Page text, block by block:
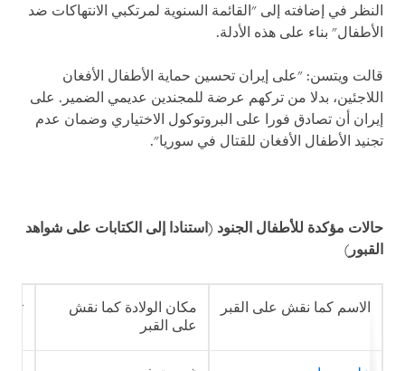
النظر في إضافته إلى "القائمة السنوية لمرتكبي الانتهاكات ضد
الأطفال" بناء على هذه الأدلة.
قالت ويتسن: "على إيران تحسين حماية الأطفال الأفغان
اللاجئين، بدلا من تركهم عرضة للمجندين عديمي الضمير. على
إيران أن تصادق فورا على البروتوكول الاختياري وضمان عدم
تجنيد الأطفال الأفغان للقتال في سوريا".
حالات مؤكدة للأطفال الجنود (استنادا إلى الكتابات على شواهد
القبور)
الاسم كما نقش على القبر
مكان الولادة كما نقش
على القبر